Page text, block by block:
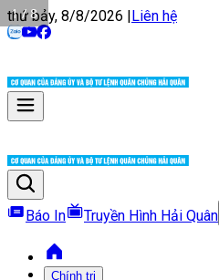
thứ bảy, 8/8/2026 |Liên hệ
Báo In Truyền Hình Hải Quân
Chính trị
1 / 8